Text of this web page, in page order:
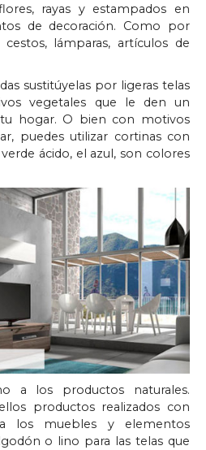
rayas y estampados en
de decoración. Como por
lámparas, artículos de
sustitúyelas por ligeras telas
vegetales que le den un
hogar. O bien con motivos
puedes utilizar cortinas con
ácido, el azul, son colores
a los productos naturales.
productos realizados con
los muebles y elementos
o lino para las telas que